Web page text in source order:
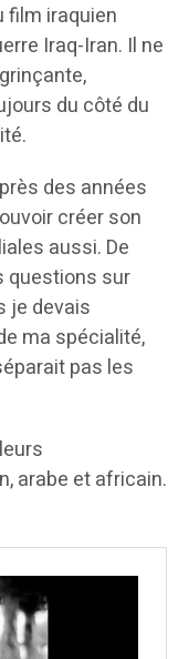
film iraquien
Iraq-Iran. Il ne
du côté du
des années
créer son
aussi. De
questions sur
je devais
ma spécialité,
pas les
arabe et africain.